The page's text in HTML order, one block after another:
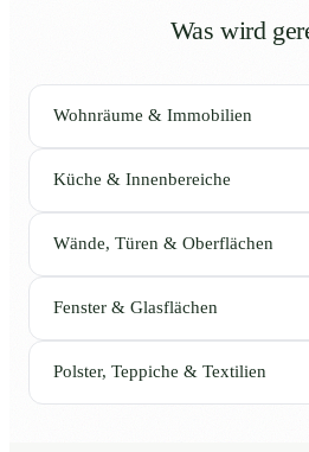
Was wird
Wohnräume & Immobilien
Küche & Innenbereiche
Wände, Türen & Oberflächen
Fenster & Glasflächen
Polster, Teppiche & Textilien